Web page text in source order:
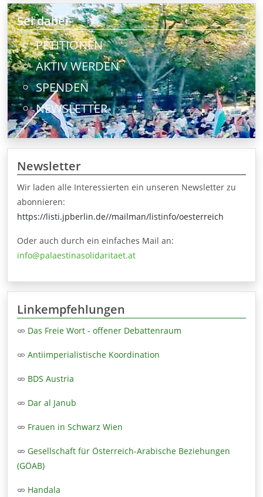
Sei dabei
PETITIONEN
AKTIV WERDEN
SPENDEN
NEWSLETTER
Newsletter
Wir laden alle Interessierten ein unseren Newsletter zu
abonnieren:
https://listi.jpberlin.de//mailman/listinfo/oesterreich
Oder auch durch ein einfaches Mail an:
info@palaestinasolidaritaet.at
Linkempfehlungen
Das Freie Wort - offener Debattenraum
Antiimperialistische Koordination
BDS Austria
Dar al Janub
Frauen in Schwarz Wien
Gesellschaft für Österreich-Arabische Beziehungen
(GÖAB)
Handala